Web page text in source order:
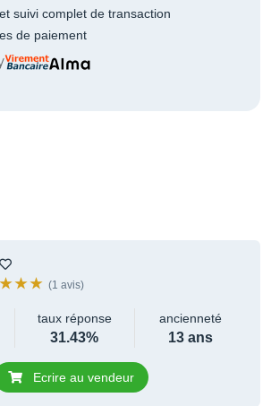
suivi complet de transaction
de paiement
(1 avis)
taux réponse
31.43%
ancienneté
13 ans
Ecrire au vendeur